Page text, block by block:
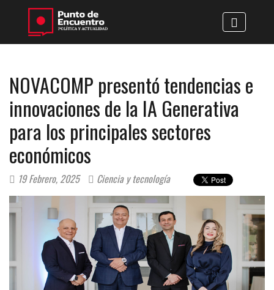
NOVACOMP presentó tendencias e
innovaciones de la IA Generativa
para los principales sectores
económicos
19 Febrero, 2025 Ciencia y tecnología